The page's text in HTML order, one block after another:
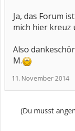
Ja, das Forum
mich hier kreuz
Also
M.
11. November 2014
(Du musst